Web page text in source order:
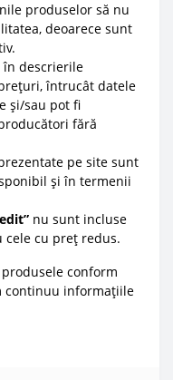
produselor să nu
deoarece sunt
în descrierile
întrucât datele
și/sau pot fi
fără
pe site sunt
și în termenii
nu sunt incluse
cele cu preț redus.
conform
continuu informațiile